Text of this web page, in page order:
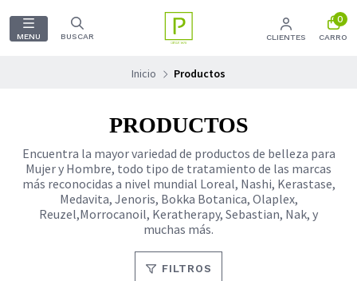
MENU BUSCAR CLIENTES
0
CARRO
Inicio Productos
PRODUCTOS
Encuentra la mayor variedad de productos de belleza para
Mujer y Hombre, todo tipo de tratamiento de las marcas
más reconocidas a nivel mundial Loreal, Nashi, Kerastase,
Medavita, Jenoris, Bokka Botanica, Olaplex,
Reuzel,Morrocanoil, Keratherapy, Sebastian, Nak, y
muchas más.
FILTROS